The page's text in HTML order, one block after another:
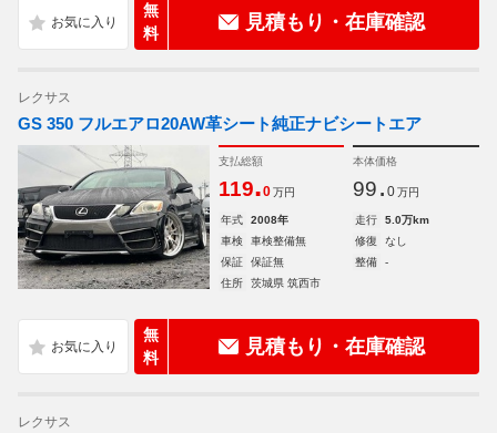
無
料
見積もり・在庫確認
レクサス
GS 350 フルエアロ20AW革シート純正ナビシートエア
支払総額
119.0 万円
本体価格
99. 0 万円
年式 2008年 走行
5.0万km
車検
車検整備無 修復
なし
保証
保証無 整備
-
住所
茨城県 筑西市
無
料
見積もり・在庫確認
レクサス